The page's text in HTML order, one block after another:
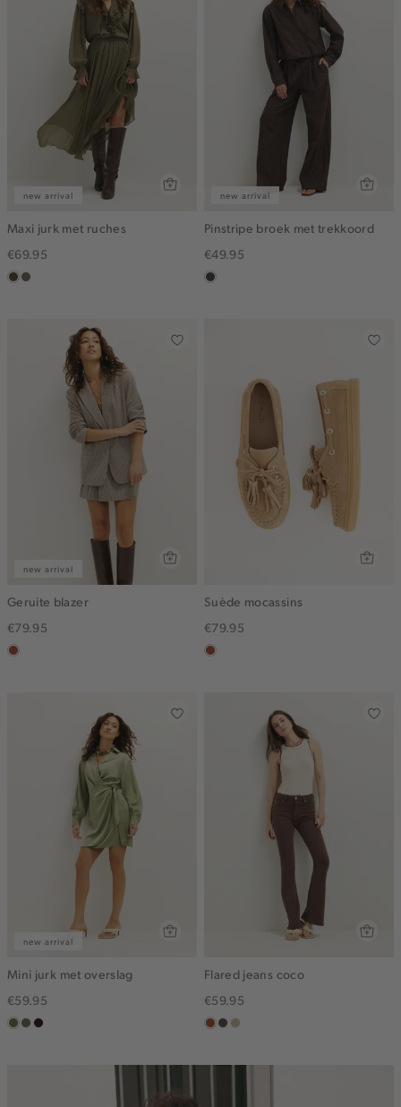
new arrival
Maxi jurk met ruches
€69.95
groen,
middenbruin
new arrival
Pinstripe broek met trekkoord
€49.95
choco
new arrival
Geruite blazer
€79.95
bruin
Suède mocassins
€79.95
bruin
new arrival
Mini jurk met overslag
€59.95
groen,
middenbruin
bordeaux,
Flared jeans coco
€59.95
bruin
donkerkhaki
lichtzand